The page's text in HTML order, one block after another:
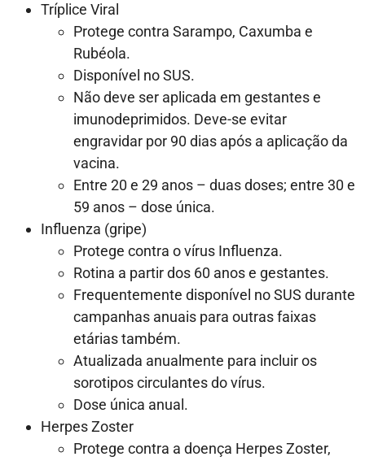
Tríplice Viral
Protege contra Sarampo, Caxumba e
Rubéola.
Disponível no SUS.
Não deve ser aplicada em gestantes e
imunodeprimidos. Deve-se evitar
engravidar por 90 dias após a aplicação da
vacina.
Entre 20 e 29 anos – duas doses; entre 30 e
59 anos – dose única.
Influenza (gripe)
Protege contra o vírus Influenza.
Rotina a partir dos 60 anos e gestantes.
Frequentemente disponível no SUS durante
campanhas anuais para outras faixas
etárias também.
Atualizada anualmente para incluir os
sorotipos circulantes do vírus.
Dose única anual.
Herpes Zoster
Protege contra a doença Herpes Zoster,